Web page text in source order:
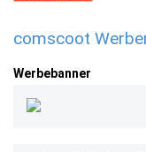
comscoot
Werbebanner